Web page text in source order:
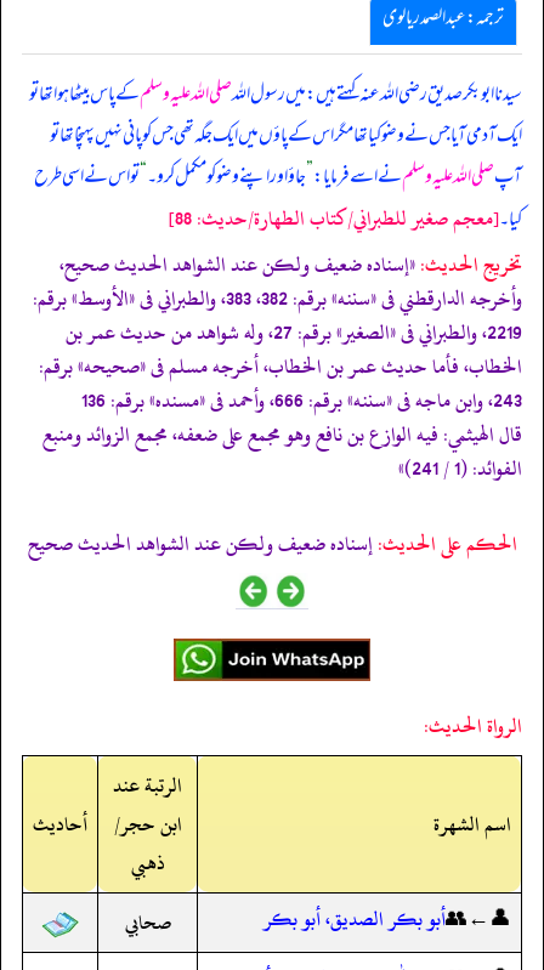
ترجمہ: عبدالصمد ریالوی
سیدنا ابوبکر صدیق رضی اللہ عنہ کہتے ہیں: میں رسول اللہصلی اللہ علیہ وسلمکے پاس بیٹھا ہوا تھا تو
ایک آدمی آیا جس نے وضو کیا تھا مگر اس کے پاؤں میں ایک جگہ تھی جس کو پانی نہیں پہنچا تھا تو
آپصلی اللہ علیہ وسلمنے اسے فرمایا:”جاؤ اور اپنے وضو کو مکمل کرو۔“تو اس نے اسی طرح
کیا۔[معجم صغير للطبراني/كتاب الطهارة/حدیث: 88]
تخریج الحدیث:«إسناده ضعيف ولكن عند الشواهد الحديث صحيح،
وأخرجه الدارقطني فى«سننه»برقم: 382، 383، والطبراني فى «الأوسط»برقم:
2219، والطبراني فى
«الصغير»
برقم: 27، وله شواهد من حديث عمر بن
الخطاب، فأما حديث عمر بن الخطاب، أخرجه مسلم فى«صحيحه»برقم:
243، وابن ماجه فى
«سننه»برقم: 666، وأحمد فى «مسنده»برقم: 136
قال الهيثمي: فيه الوازع بن نافع وهو مجمع على ضعفه، مجمع الزوائد ومنبع
الفوائد: (1 / 241)»
الحكم على الحديث:إسناده ضعيف ولكن عند الشواهد الحديث صحيح
الرواة الحديث:
اسم الشهرة
الرتبة عند
ابن حجر/
ذهبي
أحاديث
👤←👥أبو بكر الصديق، أبو بكر
صحابي